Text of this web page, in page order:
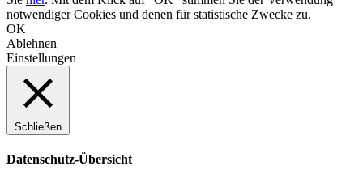
notwendiger Cookies und denen für statistische Zwecke zu.
OK
Ablehnen
Einstellungen
Schließen
Datenschutz-Übersicht